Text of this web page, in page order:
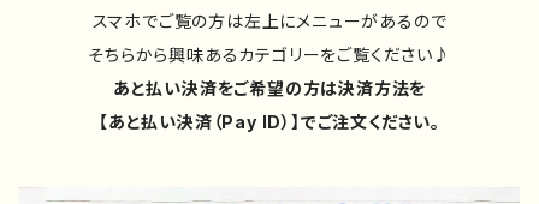
スマホでご覧の方は左上にメニューがあるので
そちらから興味あるカテゴリーをご覧ください♪
あと払い決済をご希望の方は決済方法を
【あと払い決済（Pay ID）】でご注文ください。